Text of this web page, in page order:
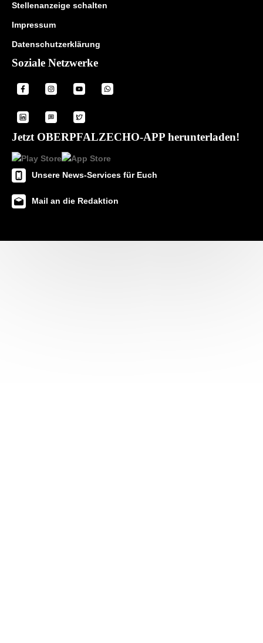
Stellenanzeige schalten
Impressum
Datenschutzerklärung
Soziale Netzwerke
Jetzt OBERPFALZECHO-APP herunterladen!
Unsere News-Services für Euch
Mail an die Redaktion